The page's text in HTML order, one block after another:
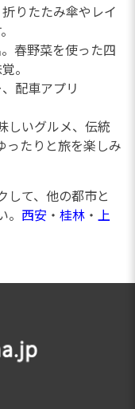
りたたみ傘やレイ
春野菜を使った四
。
配車アプリ
しいグルメ、伝統
ったりと旅を楽しみ
して、他の都市と
西安・ 桂林・ 上